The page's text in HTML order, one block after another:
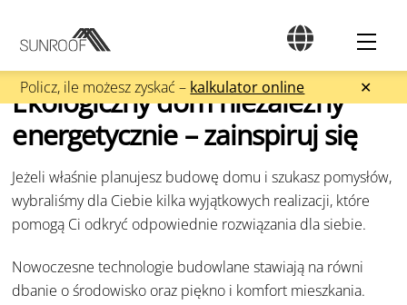
content
Policz, ile możesz zyskać – kalkulator online ✕
Ekologiczny dom niezależny
energetycznie – zainspiruj się
Jeżeli właśnie planujesz budowę domu i szukasz pomysłów,
wybraliśmy dla Ciebie kilka wyjątkowych realizacji, które
pomogą Ci odkryć odpowiednie rozwiązania dla siebie.
Nowoczesne technologie budowlane stawiają na równi
dbanie o środowisko oraz piękno i komfort mieszkania.